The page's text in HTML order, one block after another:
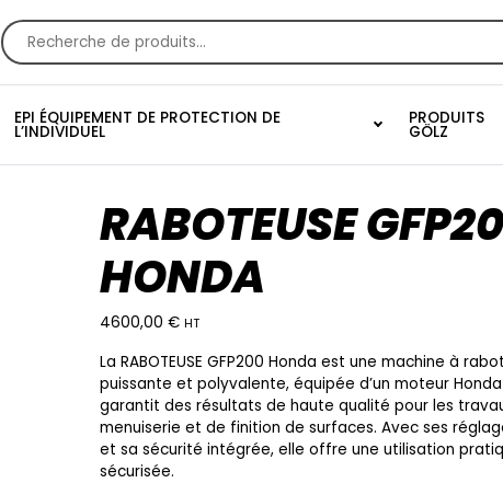
Recherche
EPI ÉQUIPEMENT DE PROTECTION DE
L’INDIVIDUEL
PRODUITS
GÖLZ
RABOTEUSE
HONDA
4600,00 € HT
La RABOTEUSE GFP200 Honda est une machine à
puissante et polyvalente, équipée d’un moteur
garantit des résultats de haute qualité pour les
menuiserie et de finition de surfaces. Avec ses
et sa sécurité intégrée, elle offre une utilisation
sécurisée.